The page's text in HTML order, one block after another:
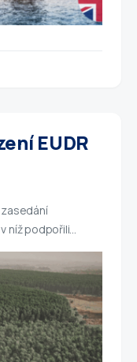
EUDR
níž podpořili…